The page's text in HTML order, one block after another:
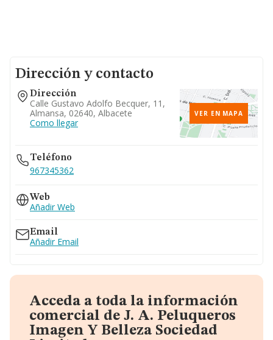
Dirección y contacto
Dirección
Calle Gustavo Adolfo Becquer, 11,
Almansa, 02640, Albacete
Como llegar
VER EN MAPA
Teléfono
967345362
Web
Añadir Web
Email
Añadir Email
Acceda a toda la información
comercial de J. A. Peluqueros
Imagen Y Belleza Sociedad